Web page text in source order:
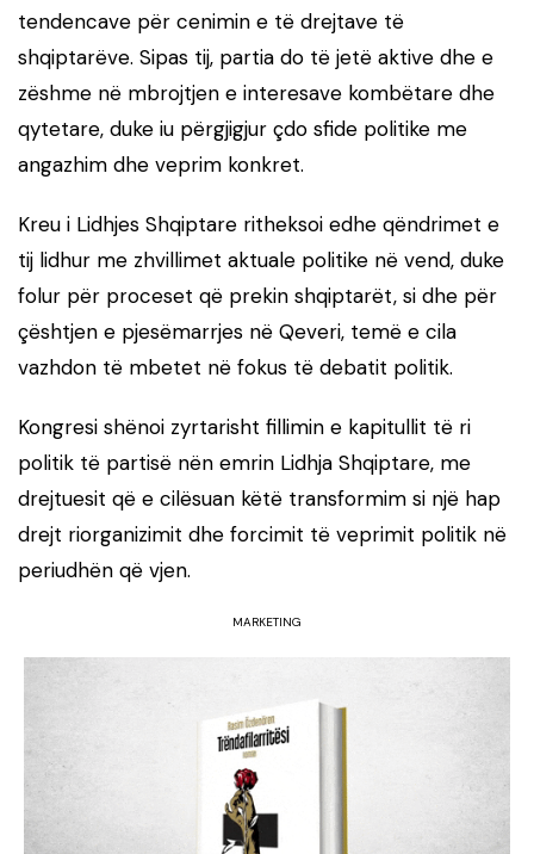
tendencave për cenimin e të drejtave të
shqiptarëve. Sipas tij, partia do të jetë aktive dhe e
zëshme në mbrojtjen e interesave kombëtare dhe
qytetare, duke iu përgjigjur çdo sfide politike me
angazhim dhe veprim konkret.
Kreu i Lidhjes Shqiptare ritheksoi edhe qëndrimet e
tij lidhur me zhvillimet aktuale politike në vend, duke
folur për proceset që prekin shqiptarët, si dhe për
çështjen e pjesëmarrjes në Qeveri, temë e cila
vazhdon të mbetet në fokus të debatit politik.
Kongresi shënoi zyrtarisht fillimin e kapitullit të ri
politik të partisë nën emrin Lidhja Shqiptare, me
drejtuesit që e cilësuan këtë transformim si një hap
drejt riorganizimit dhe forcimit të veprimit politik në
periudhën që vjen.
MARKETING